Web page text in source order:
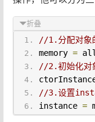
折叠
//1.分配对象
memory =
//2.初始化对
//3.设置
instance =